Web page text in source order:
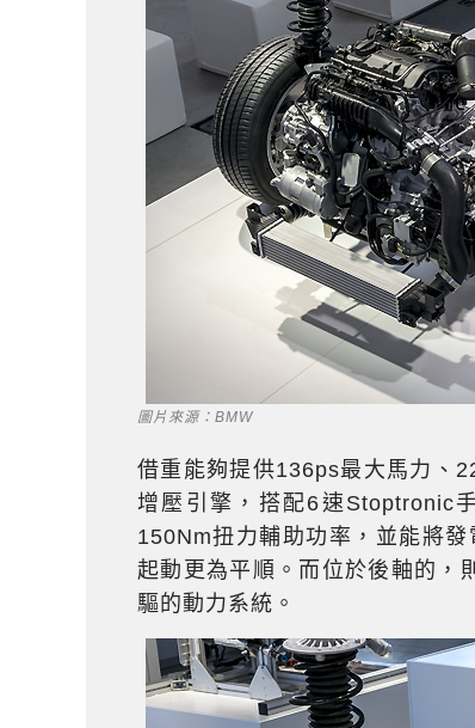
圖片來源：BMW
借重能夠提供136ps最大馬力、
增壓引擎，搭配6速Stoptronic
150Nm扭力輔助功率，並能將
起動更為平順。而位於後軸的，
驅的動力系統。